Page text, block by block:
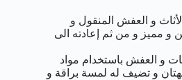
و العفش المنقول و
و مميز و من ثم إعادته الى
و العفش باستخدام مواد
و تضيف له لمسة براقة و